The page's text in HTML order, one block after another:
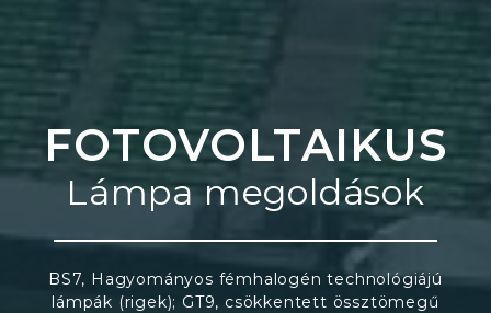
FOTOVOLTAIKUS
Lámpa megoldások
BS7, Hagyományos fémhalogén technológiájú
lámpák (rigek); GT9, csökkentett össztömegű